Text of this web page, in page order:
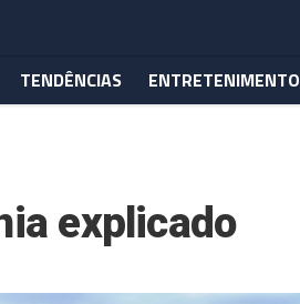
TENDÊNCIAS ENTRETENIMENTO
explicado